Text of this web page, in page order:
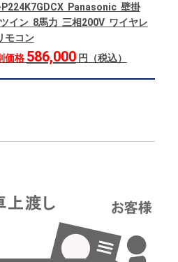
P224K7GDCX Panasonic 壁掛
イン 8馬力 三相200V ワイヤレ
モコン
価格 586,000円（税込）